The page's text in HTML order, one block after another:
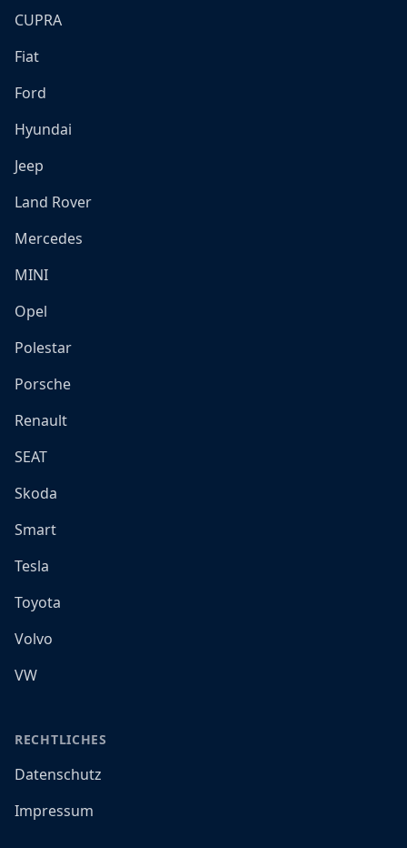
CUPRA
Fiat
Ford
Hyundai
Jeep
Land Rover
Mercedes
MINI
Opel
Polestar
Porsche
Renault
SEAT
Skoda
Smart
Tesla
Toyota
Volvo
VW
RECHTLICHES
Datenschutz
Impressum